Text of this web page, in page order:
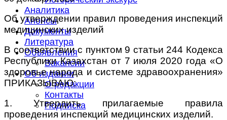
Аналитика
Анонсы
Документы
Литература
Объявления
Вакансии
Об издании
О редакции
Контакты
Подписка
Об утверждении правил проведения инспекций
медицинских изделий
В соответствии с пунктом 9 статьи 244 Кодекса
Республики Казахстан от 7 июля 2020 года «О
здоровье народа и системе здравоохранения»
ПРИКАЗЫВАЮ:
1. Утвердить прилагаемые правила
проведения инспекций медицинских изделий.